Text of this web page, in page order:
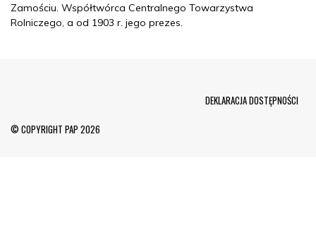
Zamościu. Współtwórca Centralnego Towarzystwa
Rolniczego, a od 1903 r. jego prezes.
© COPYRIGHT PAP 2026
DEKLARACJA DOSTĘPNOŚCI